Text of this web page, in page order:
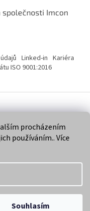
procházením
používáním.. Více
Souhlasím
Imcon
Linked-in Kariéra
ISO 9001:2016